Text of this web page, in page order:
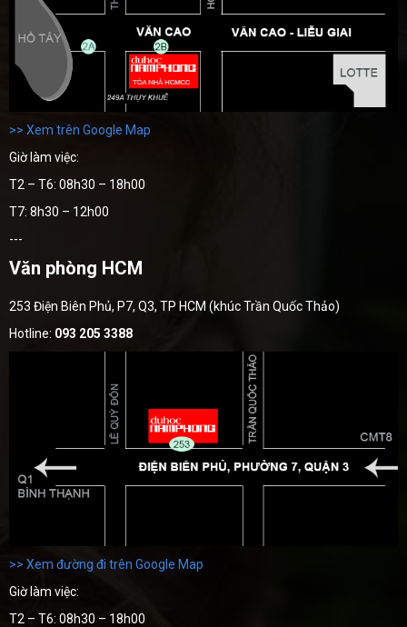
>> Xem trên Google Map
Giờ làm việc:
T2 – T6: 08h30 – 18h00
T7: 8h30 – 12h00
---
Văn phòng HCM
253 Điện Biên Phủ, P7, Q3, TP HCM (khúc Trần Quốc Thảo)
Hotline: 093 205 3388
>> Xem đường đi trên Google Map
Giờ làm việc:
T2 – T6: 08h30 – 18h00